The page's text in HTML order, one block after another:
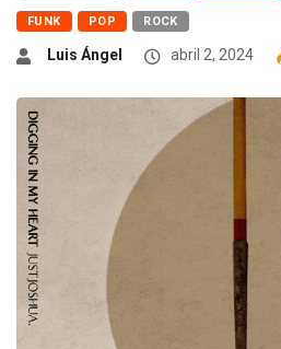
FUNK POP ROCK
Luis Ángel abril 2, 2024